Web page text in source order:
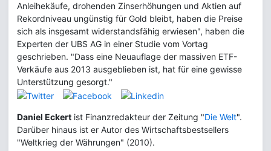
Anleihekäufe, drohenden Zinserhöhungen und Aktien auf
Rekordniveau ungünstig für Gold bleibt, haben die Preise
sich als insgesamt widerstandsfähig erwiesen", haben die
Experten der UBS AG in einer Studie vom Vortag
geschrieben. "Dass eine Neuauflage der massiven ETF-
Verkäufe aus 2013 ausgeblieben ist, hat für eine gewisse
Unterstützung gesorgt."
Daniel Eckert ist Finanzredakteur der Zeitung "Die Welt".
Darüber hinaus ist er Autor des Wirtschaftsbestsellers
"Weltkrieg der Währungen" (2010).